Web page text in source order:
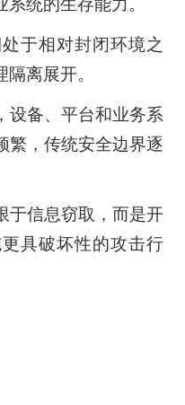
统的生存能力。
相对封闭环境之
离展开。
设备、平台和业务系
繁，传统安全边界逐
信息窃取，而是开
具破坏性的攻击行